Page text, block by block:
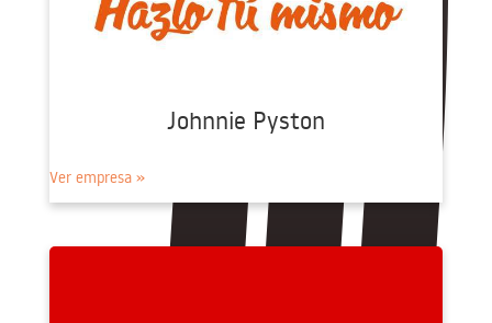
Johnnie Pyston
Ver empresa »